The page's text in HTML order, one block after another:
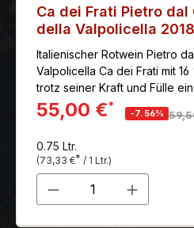
Ca dei Frati Pietro dal
della Valpolicella 2018
Italienischer Rotwein Pietro
Valpolicella Ca dei Frati mit
trotz seiner Kraft und Fülle
Charakter auf. Ein Wein mit
Alterungspotenzial.
55,00 €*
-7.56%
0.75 Ltr.
(73,33 €* / 1 Ltr.)
Produkt Anzahl: